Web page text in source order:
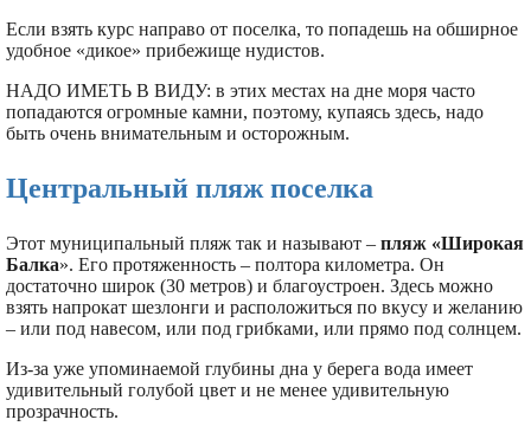
Если взять курс направо от поселка, то попадешь на обширное
удобное «дикое» прибежище нудистов.
НАДО ИМЕТЬ В ВИДУ: в этих местах на дне моря часто
попадаются огромные камни, поэтому, купаясь здесь, надо
быть очень внимательным и осторожным.
Центральный пляж поселка
Этот муниципальный пляж так и называют – пляж «Широкая
Балка». Его протяженность – полтора километра. Он
достаточно широк (30 метров) и благоустроен. Здесь можно
взять напрокат шезлонги и расположиться по вкусу и желанию
– или под навесом, или под грибками, или прямо под солнцем.
Из-за уже упоминаемой глубины дна у берега вода имеет
удивительный голубой цвет и не менее удивительную
прозрачность.